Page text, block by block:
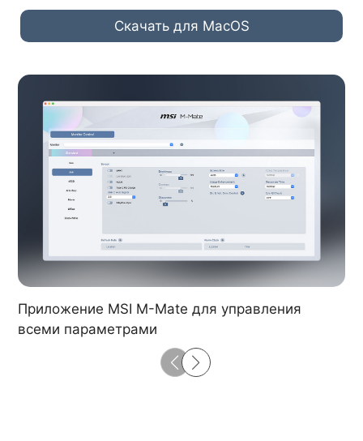
Скачать для MacOS
Приложение MSI M-Mate для управления
всеми параметрами